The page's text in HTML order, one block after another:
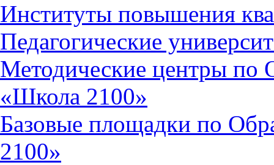
Институты повышения
Педагогические
Методические центры по
«Школа 2100»
Базовые площадки по
2100»